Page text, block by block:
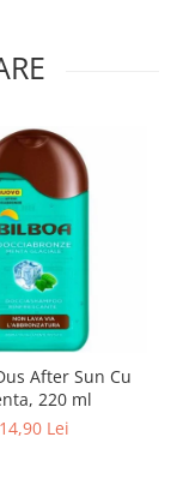
After Sun Cu
220 ml
14,90 Lei